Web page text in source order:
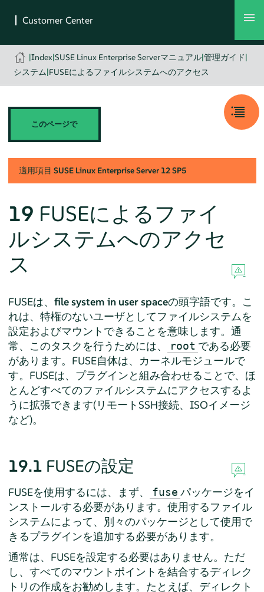
|Index|SUSE Linux Enterprise Serverマニュアル|管理ガイド|
システム|FUSEによるファイルシステムへのアクセス
このページで
適用項目 SUSE Linux Enterprise Server 12 SP5
19 FUSEによるファイ
ルシステムへのアクセ
ス
FUSEは、 file system in user spaceの頭字語です。こ
れは、特権のないユーザとしてファイルシステムを
設定およびマウントできることを意味します。通
常、このタスクを行うためには、
root である必要
があります。FUSE自体は、カーネルモジュールで
す。FUSEは、プラグインと組み合わせることで、ほ
とんどすべてのファイルシステムにアクセスするよ
うに拡張できます(リモートSSH接続、ISOイメージ
など)。
19.1 FUSEの設定
FUSEを使用するには、まず、 fuse パッケージをイ
ンストールする必要があります。使用するファイル
システムによって、別々のパッケージとして使用で
きるプラグインを追加する必要があります。
通常は、FUSEを設定する必要はありません。ただ
し、すべてのマウントポイントを結合するディレク
トリの作成をお勧めします。たとえば、ディレクト